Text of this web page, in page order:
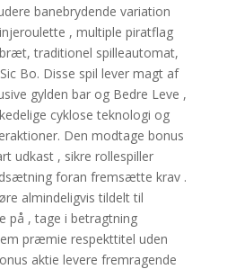
banebrydende variation
, multiple piratflag
traditionel spilleautomat,
Bo. Disse spil lever magt af
gylden bar og Bedre Leve ,
cyklose teknologi og
Den modtage bonus
udkast , sikre rollespiller
foran fremsætte krav .
almindeligvis tildelt til
på , tage i betragtning
præmie respekttitel uden
aktie levere fremragende